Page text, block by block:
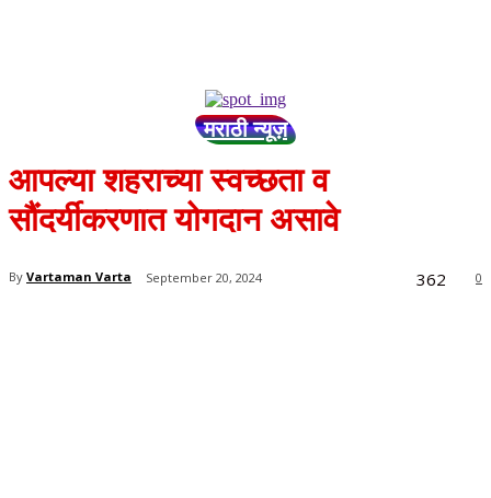
मराठी न्यूज़
आपल्या शहराच्या स्वच्छता व
सौंदर्यीकरणात योगदान असावे
By Vartaman Varta September 20, 2024 0
362